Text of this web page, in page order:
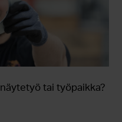
tai työpaikka?